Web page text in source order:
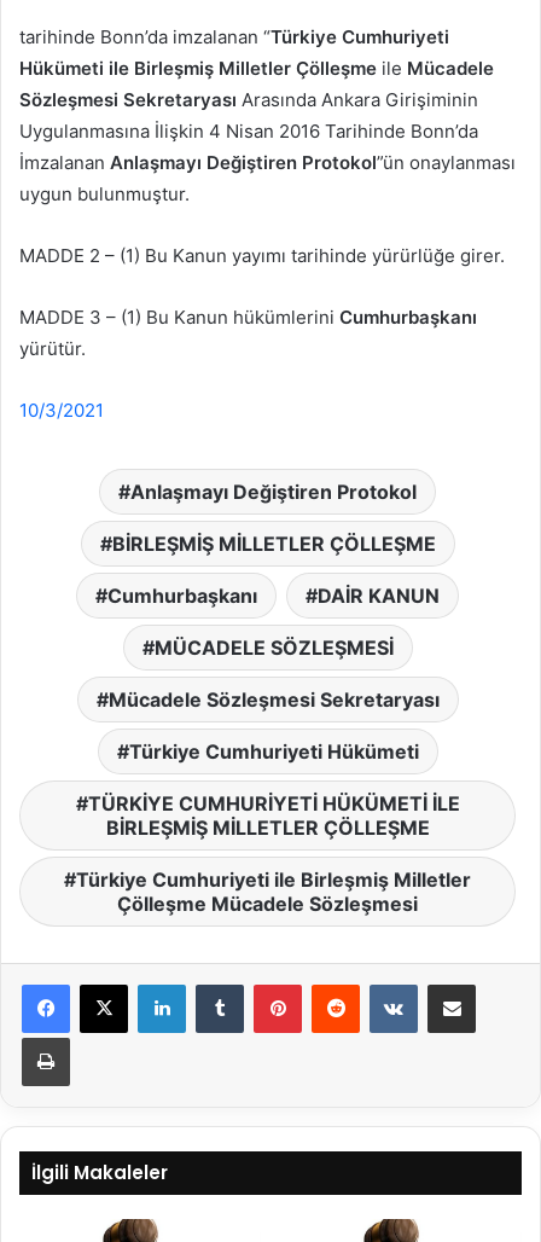
tarihinde Bonn’da imzalanan “Türkiye Cumhuriyeti
Hükümeti ile Birleşmiş Milletler Çölleşme ile Mücadele
Sözleşmesi Sekretaryası Arasında Ankara Girişiminin
Uygulanmasına İlişkin 4 Nisan 2016 Tarihinde Bonn’da
İmzalanan Anlaşmayı Değiştiren Protokol”ün onaylanması
uygun bulunmuştur.
MADDE 2 – (1) Bu Kanun yayımı tarihinde yürürlüğe girer.
MADDE 3 – (1) Bu Kanun hükümlerini Cumhurbaşkanı
yürütür.
10/3/2021
Anlaşmayı Değiştiren Protokol
BİRLEŞMİŞ MİLLETLER ÇÖLLEŞME
Cumhurbaşkanı DAİR KANUN
MÜCADELE SÖZLEŞMESİ
Mücadele Sözleşmesi Sekretaryası
Türkiye Cumhuriyeti Hükümeti
TÜRKİYE CUMHURİYETİ HÜKÜMETİ İLE
BİRLEŞMİŞ MİLLETLER ÇÖLLEŞME
Türkiye Cumhuriyeti ile Birleşmiş Milletler
Çölleşme Mücadele Sözleşmesi
LinkedInTumblr PinterestReddit VKontakteE-Posta ile paylaş
Yazdır
İlgili Makaleler